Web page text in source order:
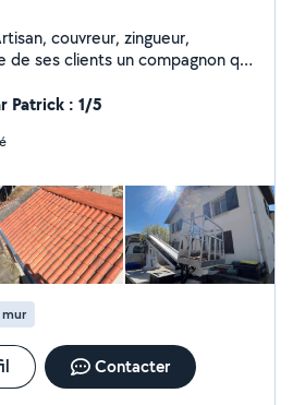
couvreur, zingueur,
un compagnon qui
disponible 24/24 7/7
Patrick : 1/5
Contacter